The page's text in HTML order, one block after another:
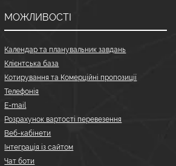
МОЖЛИВОСТІ
Календар та планувальник завдань
Клієнтська база
Котирування та Комерційні пропозиції
Телефонія
E-mail
Розрахунок вартості перевезення
Веб-кабінети
Інтеграція із сайтом
Чат боти